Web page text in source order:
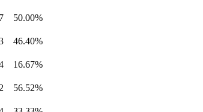
50.00%
46.40%
16.67%
56.52%